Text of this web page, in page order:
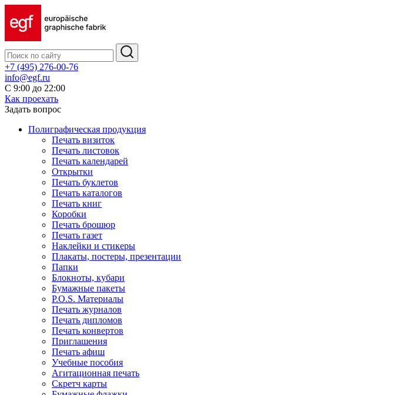
+7 (495) 276-00-76
info@egf.ru
С 9:00 до 22:00
Как проехать
Задать вопрос
Полиграфическая продукция
Печать визиток
Печать листовок
Печать календарей
Открытки
Печать буклетов
Печать каталогов
Печать книг
Коробки
Печать брошюр
Печать газет
Наклейки и стикеры
Плакаты, постеры, презентации
Папки
Блокноты, кубари
Бумажные пакеты
P.O.S. Материалы
Печать журналов
Печать дипломов
Печать конвертов
Приглашения
Печать афиш
Учебные пособия
Агитационная печать
Скретч карты